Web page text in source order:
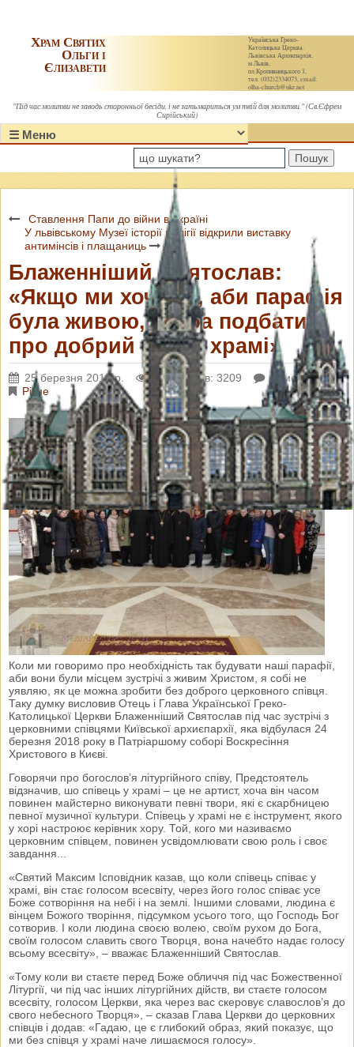
Українська Греко-
Католицька Церква.
Львівська Архиєпархія,
м.Львів,
пл.Кропивницького 1,
тел. (032)2334073, email:
olha-church@ukr.net
Храм Святих
Ольги і
Єлизавети
"Під час молитви не заводь сторонньої бесіди, і не затьмариться ум твій для молитви." (Св.Єфрем
Сирійський)
Пошук
Ставлення Папи до війни в Україні
У львівському Музеї історії релігії відкрили виставку
антимінсів і плащаниць
Блаженніший Святослав:
«Якщо ми хочемо, аби парафія
була живою, треба подбати
про добрий спів у храмі»
25 березня 2018 р. Переглядів: 3209
Коментарі: 0
Різне
Коли ми говоримо про необхідність так будувати наші парафії,
аби вони були місцем зустрічі з живим Христом, я собі не
уявляю, як це можна зробити без доброго церковного співця.
Таку думку висловив Отець і Глава Української Греко-
Католицької Церкви Блаженніший Святослав під час зустрічі з
церковними співцями Київської архиєпархії, яка відбулася 24
березня 2018 року в Патріаршому соборі Воскресіння
Христового в Києві.
Говорячи про богослов’я літургійного співу, Предстоятель
відзначив, шо співець у храмі – це не артист, хоча він часом
повинен майстерно виконувати певні твори, які є скарбницею
певної музичної культури. Співець у храмі не є інструмент, якого
у хорі настроює керівник хору. Той, кого ми називаємо
церковним співцем, повинен усвідомлювати свою роль і своє
завдання...
«Святий Максим Ісповідник казав, що коли співець співає у
храмі, він стає голосом всесвіту, через його голос співає усе
Боже сотворіння на небі і на землі. Іншими словами, людина є
вінцем Божого творіння, підсумком усього того, що Господь Бог
сотворив. І коли людина своєю волею, своїм рухом до Бога,
своїм голосом славить свого Творця, вона начебто надає голосу
всьому всесвіту», – вважає Блаженніший Святослав.
«Тому коли ви стаєте перед Боже обличчя під час Божественної
Літургії, чи під час інших літургійних дійств, ви стаєте голосом
всесвіту, голосом Церкви, яка через вас скеровує славослов’я до
свого небесного Творця», – сказав Глава Церкви до церковних
співців і додав: «Гадаю, це є глибокий образ, який показує, що
ми без співця у храмі наче лишаємося голосу».